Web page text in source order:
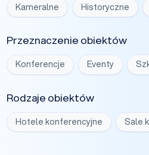
Kameralne Historyczne
Przeznaczenie obiektów
Konferencje Eventy
Rodzaje obiektów
Hotele konferencyjne Sale